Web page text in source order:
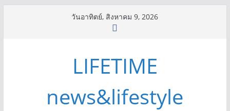
วันอาทิตย์, สิงหาคม 9, 2026
LIFETIME
news&lifestyle